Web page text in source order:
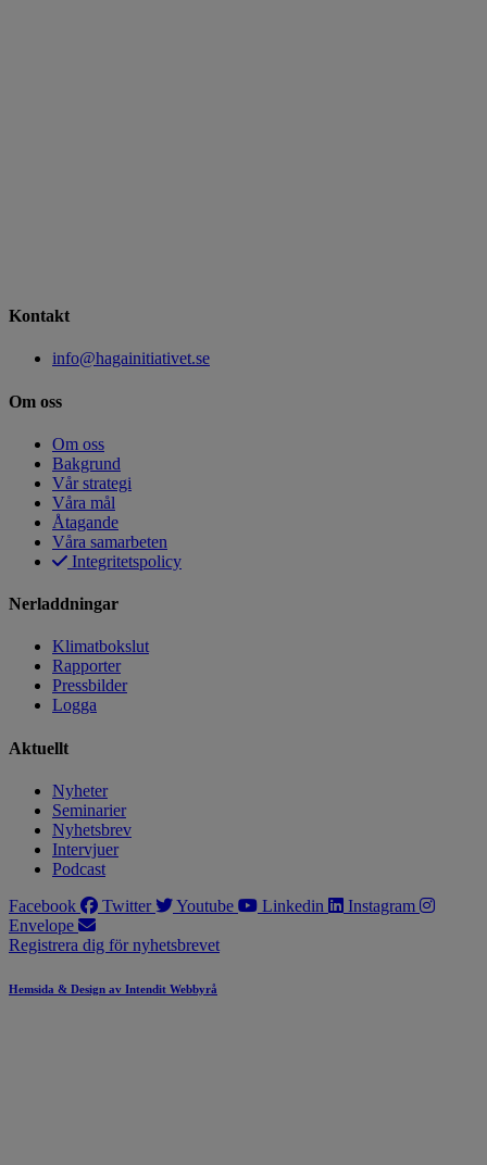
Kontakt
info@hagainitiativet.se
Om oss
Om oss
Bakgrund
Vår strategi
Våra mål
Åtagande
Våra samarbeten
Integritetspolicy
Nerladdningar
Klimatbokslut
Rapporter
Pressbilder
Logga
Aktuellt
Nyheter
Seminarier
Nyhetsbrev
Intervjuer
Podcast
Facebook
Twitter Youtube Linkedin
Instagram
Envelope
Registrera dig för nyhetsbrevet
Hemsida & Design av Intendit Webbyrå